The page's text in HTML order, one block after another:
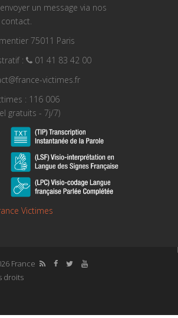
un message via nos
75011 Paris
:
01 41 83 42 00
victimes.fr
: 116 006
gratuits - 7j/7)
Victimes
France
droits